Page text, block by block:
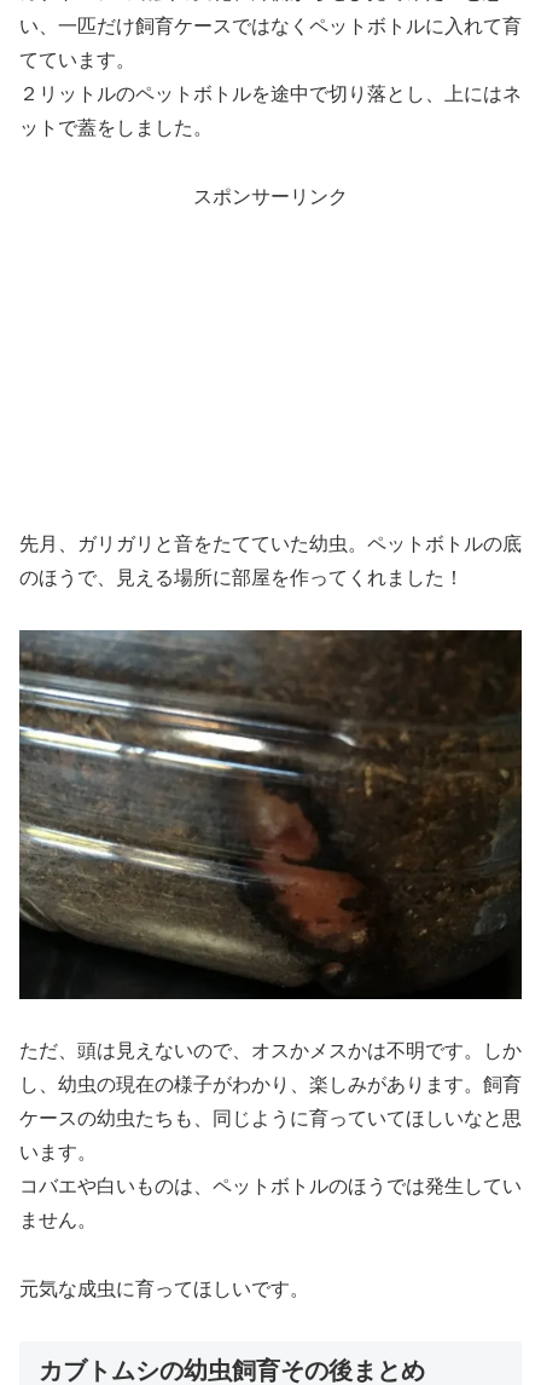
い、一匹だけ飼育ケースではなくペットボトルに入れて育
てています。
２リットルのペットボトルを途中で切り落とし、上にはネ
ットで蓋をしました。
スポンサーリンク
先月、ガリガリと音をたてていた幼虫。ペットボトルの底
のほうで、見える場所に部屋を作ってくれました！
ただ、頭は見えないので、オスかメスかは不明です。しか
し、幼虫の現在の様子がわかり、楽しみがあります。飼育
ケースの幼虫たちも、同じように育っていてほしいなと思
います。
コバエや白いものは、ペットボトルのほうでは発生してい
ません。
元気な成虫に育ってほしいです。
カブトムシの幼虫飼育その後まとめ